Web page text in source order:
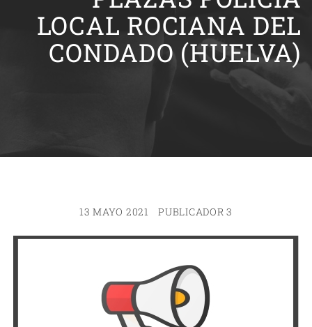
LOCAL ROCIANA DEL
CONDADO (HUELVA)
13 MAYO 2021 PUBLICADOR 3